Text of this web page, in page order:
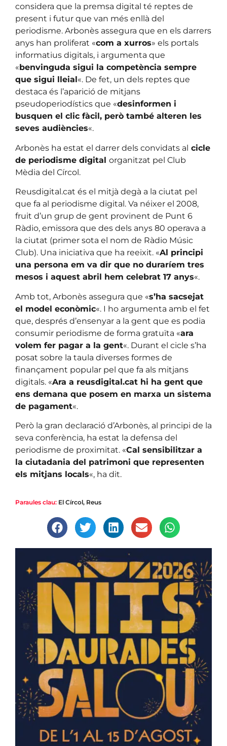
considera que la premsa digital té reptes de
present i futur que van més enllà del
periodisme. Arbonès assegura que en els darrers
anys han proliferat «com a xurros» els portals
informatius digitals, i argumenta que
«benvinguda sigui la competència sempre
que sigui lleial«. De fet, un dels reptes que
destaca és l’aparició de mitjans
pseudoperiodístics que «desinformen i
busquen el clic fàcil, però també alteren les
seves audiències«.
Arbonès ha estat el darrer dels convidats al cicle
de periodisme digital organitzat pel Club
Mèdia del Círcol.
Reusdigital.cat és el mitjà degà a la ciutat pel
que fa al periodisme digital. Va néixer el 2008,
fruit d’un grup de gent provinent de Punt 6
Ràdio, emissora que des dels anys 80 operava a
la ciutat (primer sota el nom de Ràdio Músic
Club). Una iniciativa que ha reeixit. «Al principi
una persona em va dir que no duraríem tres
mesos i aquest abril hem celebrat 17 anys«.
Amb tot, Arbonès assegura que «s’ha sacsejat
el model econòmic«. I ho argumenta amb el fet
que, després d’ensenyar a la gent que es podia
consumir periodisme de forma gratuïta «ara
volem fer pagar a la gent«. Durant el cicle s’ha
posat sobre la taula diverses formes de
finançament popular pel que fa als mitjans
digitals. «Ara a reusdigital.cat hi ha gent que
ens demana que posem en marxa un sistema
de pagament«.
Però la gran declaració d’Arbonès, al principi de la
seva conferència, ha estat la defensa del
periodisme de proximitat. «Cal sensibilitzar a
la ciutadania del patrimoni que representen
els mitjans locals«, ha dit.
Paraules clau: El Círcol, Reus